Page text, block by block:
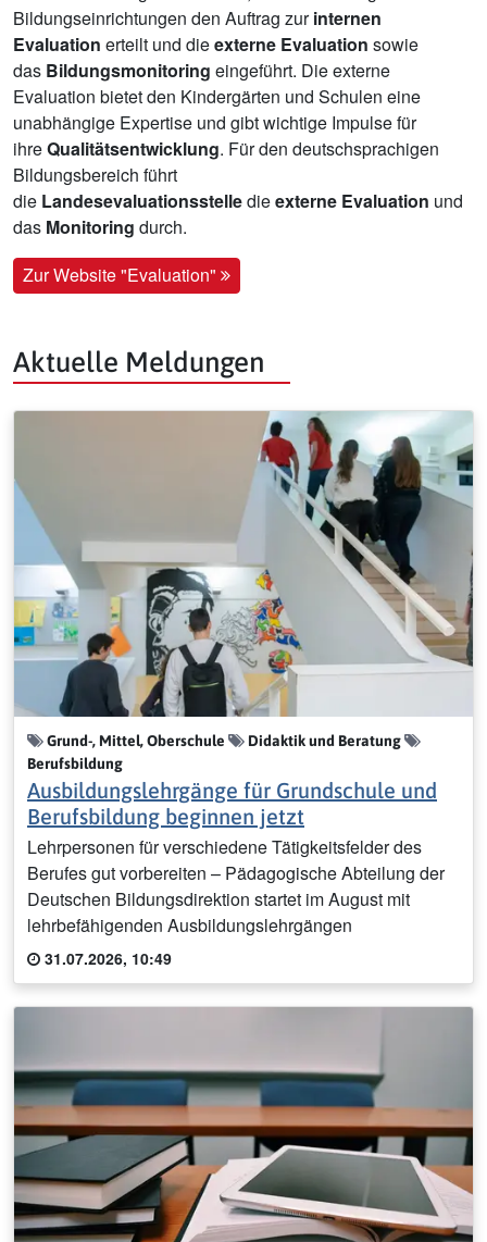
Bildungseinrichtungen den Auftrag zurinternen
Evaluation erteilt und dieexterne Evaluation sowie
das Bildungsmonitoring eingeführt. Die externe
Evaluation bietet den Kindergärten und Schulen eine
unabhängige Expertise und gibt wichtige Impulse für
ihreQualitätsentwicklung. Für den deutschsprachigen
Bildungsbereich führt
die Landesevaluationsstelledieexterne Evaluation und
das Monitoring durch.
Zur Website "Evaluation"
Aktuelle Meldungen
Grund-, Mittel, Oberschule
Didaktik und Beratung
Berufsbildung
Ausbildungslehrgänge für Grundschule und
Berufsbildung beginnen jetzt
Lehrpersonen für verschiedene Tätigkeitsfelder des
Berufes gut vorbereiten – Pädagogische Abteilung der
Deutschen Bildungsdirektion startet im August mit
lehrbefähigenden Ausbildungslehrgängen
31.07.2026, 10:49